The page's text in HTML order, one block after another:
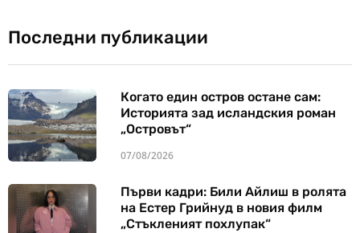
Последни публикации
Когато един остров остане сам:
Историята зад исландския роман
„Островът“
07/08/2026
Първи кадри: Били Айлиш в ролята
на Естер Грийнуд в новия филм
„Стъкленият похлупак“